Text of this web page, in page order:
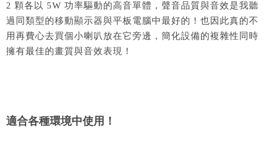
2 顆各以 5W 功率驅動的高音單體，聲音品質與音效是我聽
過同類型的移動顯示器與平板電腦中最好的！也因此真的不
用再費心去買個小喇叭放在它旁邊，簡化設備的複雜性同時
擁有最佳的畫質與音效表現！
適合各種環境中使用！